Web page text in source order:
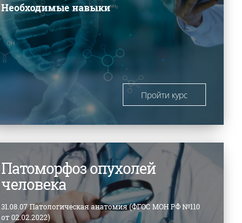
Необходимые навыки
Пройти курс
Патоморфоз опухолей
человека
31.08.07 Патологическая анатомия (ФГОС МОН РФ №110
от 02.02.2022)